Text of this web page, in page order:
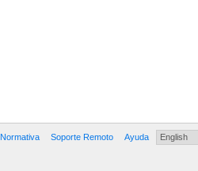
Normativa Soporte Remoto Ayuda